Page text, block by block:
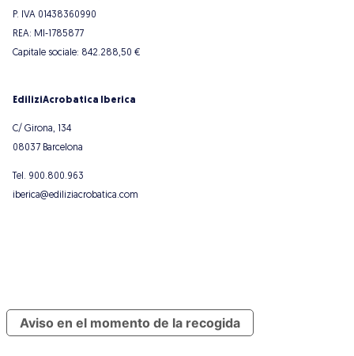
P. IVA 01438360990
REA: MI-1785877
Capitale sociale: 842.288,50 €
EdiliziAcrobatica Iberica
C/ Girona, 134
08037 Barcelona
Tel. 900.800.963
iberica@ediliziacrobatica.com
Aviso en el momento de la recogida